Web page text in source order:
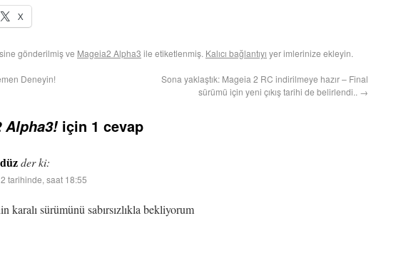
X
gönderilmiş ve Mageia2 Alpha3 ile etiketlenmiş. Kalıcı bağlantıyı yer imlerinize ekleyin.
Deneyin!
Sona yaklaştık: Mageia 2 RC indirilmeye hazır – Final
sürümü için yeni çıkış tarihi de belirlendi.. →
Alpha3! için 1 cevap
der ki:
tarihinde, saat 18:55
karalı sürümünü sabırsızlıkla bekliyorum